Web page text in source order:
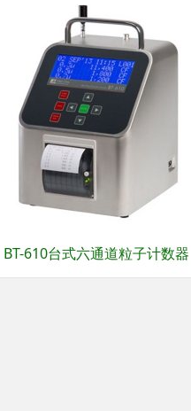
BT-610台式六通道粒子计数器